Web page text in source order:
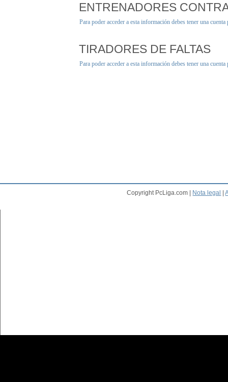
ENTRENADORES
Para poder acceder a esta información debes tener una
TIRADORES DE FALTAS
Para poder acceder a esta información debes tener una
Copyright PcLiga.com | Nota legal |